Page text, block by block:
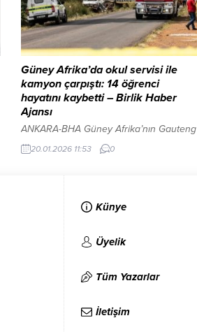
REKLAM ALANI İçeriği Görüntüle Bilal
Erdoğan: Bu bir siyaset değil, vicdan
meselesi Toplantıda konuşan...
Güney Afrika’da okul servisi ile
kamyon çarpıştı: 14 öğrenci
hayatını kaybetti – Birlik Haber
Ajansı
ANKARA-BHA Güney Afrika’nın Gauteng
eyaletinde okul servisinin kamyonla
çarpışması sonucu meydana gelen
kaybetti, 3 öğrenci yaralandı. Yerel
basında yer alan bilgilere göre kaza,
sabah saat 07.00 sıralarında
Johannesburg’un güneybatısında
bulunan Vanderbijlpark kentinde
meydana geldi. İlkokul ve lise
öğrencilerini bir özel okula götüren
servis minibüsü,...
20.01.2026 11:53 0
Künye
Üyelik
Tüm Yazarlar
İletişim